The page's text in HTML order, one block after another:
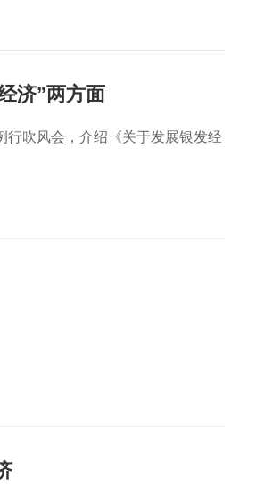
济”两方面
行吹风会，介绍《关于发展银发经